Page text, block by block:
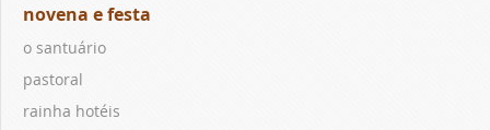
novena e festa
o santuário
pastoral
rainha hotéis